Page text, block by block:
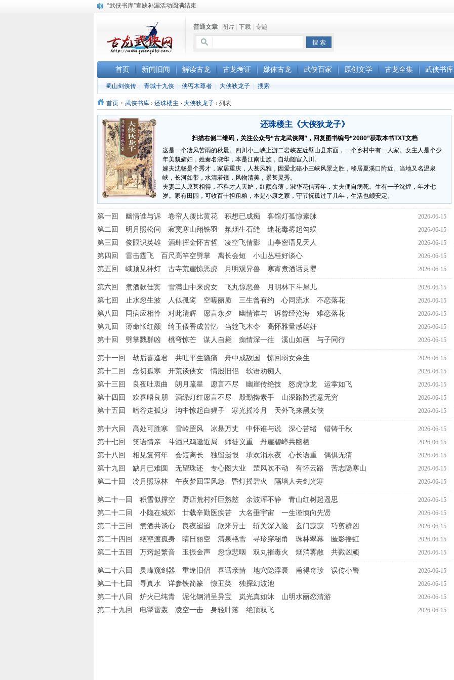
“武侠书库”查缺补漏活动圆满结束
三千藏书奉江湖 ， 诚邀侠友共赏鉴普通文章 图片 下载 专题
首页 新闻旧闻 解读古龙 古龙考证 媒体古龙 武侠百家 原创文学 古龙全集 武侠书库
蜀山剑侠传 青城十九侠 侠丐木尊者 大侠狄龙子 搜索
首页 > 武侠书库 › 还珠楼主 › 大侠狄龙子 › 列表
还珠楼主《大侠狄龙子》
扫描右侧二维码，关注公众号“古龙武侠网”，回复图书编号“2080”获取本书TXT文档
这是一个凄风苦雨的秋晨。四川小三峡上游二岩峡左近壁山县东面，一个乡村中有一人家。女主人是个少
年美貌孀妇，姓秦名淑华，本是江南世族，自幼随宦入川。
嫁夫沈畅是个秀才，家居重庆，人甚风雅，因爱北碚小三峡风景之胜，移居夏溪口附近。当地又名温泉
峡，长河如带，水清若镜，风物清美，景甚灵秀。
夫妻二人原甚相得，不料才人天妒，红颜命薄，淑华花信芳年，丈夫便自病死。生有一子沈煌，年才七
岁。家有田园，可收百十担租粮，本是小康之家，守节抚孤过了几年，生活也颇安定。
2026-06-15
第一回 幽情谁与诉 卷帘人瘦比黄花 积想已成痴 客馆灯孤惊素脉
2026-06-15
第二回 明月照松间 寂寞寒山翔铁羽 氛烟生石缝 迷花毒雾起勾蜈
2026-06-15
第三回 俊眼识英雄 酒肆挥金怀古哲 凌空飞倩影 山亭密语见天人
2026-06-15
第四回 雷击霆飞 百尺高竿空劈掌 离长会短 小山丛桂好谈心
2026-06-15
第五回 峨顶见神灯 古寺荒崖惊恶虎 月明观异兽 寒宵煮酒话灵婴
2026-06-15
第六回 煮酒款佳宾 雪满山中来虎女 飞丸惊恶兽 月明林下斗犀儿
2026-06-15
第七回 止水忽生波 人似孤鸾 空嗟丽质 三生曾有约 心同流水 不恋落花
2026-06-15
第八回 同病应相怜 对此清辉 愿言永夕 幽情谁与 诉曾经沧海 难恋落花
2026-06-15
第九回 薄命怅红颜 绮玉偎香成苦忆 当筵飞木令 高怀雅量感雄奸
2026-06-15
第十回 劈掌戮群凶 桃弯惊芒 谋人自毙 痴情深一往 溪山如画 与子同行
2026-06-15
第十一回 劫后喜逢君 共吐平生隐痛 舟中成敌国 惊回弱女余生
2026-06-15
第十二回 念切孤寒 开荒谈侠女 情殷旧侣 软语劝痴人
2026-06-15
第十三回 良夜吐衷曲 朗月疏星 愿言不尽 幽崖传绝技 怒虎惊龙 运掌如飞
2026-06-15
第十四回 欢喜晤良朋 酒绿灯红愿言不尽 殷勤搀素手 山深路险蜜意无穷
2026-06-15
第十五回 暗谷走孤身 沟中惊起白猩子 寒光摇冷月 天外飞来黑女侠
2026-06-15
第十六回 高处可胜寒 雪岭罡风 冰悬万丈 中怀谁与说 深心苦绪 错铸千秋
2026-06-15
第十七回 笑语情亲 斗酒只鸡邀近局 师徒义重 丹崖碧嶂共幽栖
2026-06-15
第十八回 相见复何年 会短离长 独留遗恨 承欢消永夜 心长语重 偶俱无猜
2026-06-15
第十九回 缺月已难圆 无望珠还 专心图大业 罡风吹不动 有怀云路 苦志隐寒山
2026-06-15
第二十回 冷月照琼林 午夜梦回罡风急 昏灯摇碧火 隔墙人去剑光寒
2026-06-15
第二十一回 积雪似撑空 野店荒村歼巨熟憝 余波浑不静 青山红树起遥思
2026-06-15
第二十二回 小隐在城郊 廿载辛勤医疾苦 大名垂宇宙 一生谨慎向先贤
2026-06-15
第二十三回 煮酒共谈心 良夜迢迢 欣来异士 斩关深入险 玄门寂寂 巧剪群凶
2026-06-15
第二十四回 绝壑渡孤身 晴日丽空 清泉艳雪 寻珍穿秘甬 珠林翠幕 匿影摇虹
2026-06-15
第二十五回 万窍起繁音 玉振金声 忽惊悲咽 双丸摧毒火 烟消雾散 共戮凶顽
2026-06-15
第二十六回 灵峰窥剑器 重逢旧侣 喜话亲情 地穴隐浮囊 甫得奇珍 误传小警
2026-06-15
第二十七回 寻真水 详参铁简篆 惊丑类 独探幻波池
2026-06-15
第二十八回 炉火已纯青 泥化钢消呈异宝 岚光真如沐 山明水丽恋清游
2026-06-15
第二十九回 电掣雷轰 凌空一击 身轻叶落 绝顶双飞